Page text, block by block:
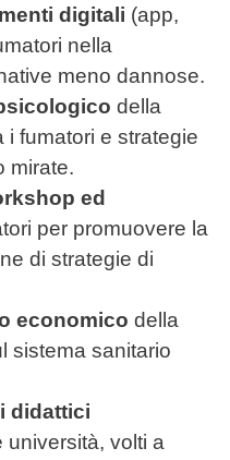
digitali (app,
nella
meno dannose.
della
i fumatori e strategie
mirate.
ed
per promuovere la
di strategie di
economico della
sistema sanitario
didattici
università, volti a